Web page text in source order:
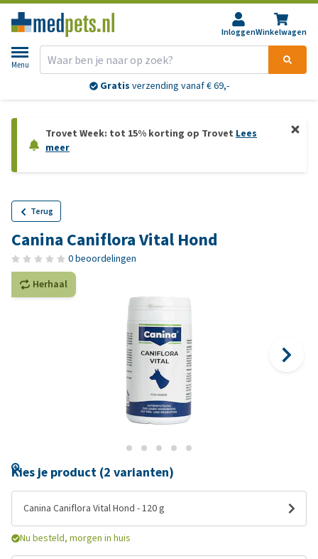
InloggenWinkelwagen
Menu
Gratis verzending vanaf € 69,-
Trovet Week: tot 15% korting op Trovet Lees
meer
Terug
Canina Caniflora Vital Hond
0 beoordelingen
Herhaal
Kies je product (2 varianten)
Canina Caniflora Vital Hond - 120 g
Nu besteld, morgen in huis